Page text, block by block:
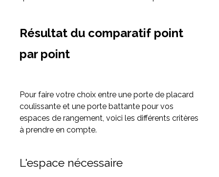
Résultat du comparatif point
par point
Pour faire votre choix entre une porte de placard
coulissante et une porte battante pour vos
espaces de rangement, voici les différents critères
à prendre en compte.
L'espace nécessaire